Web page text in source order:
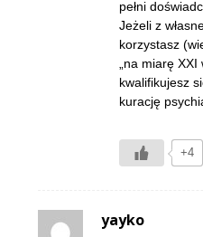
pełni
Jeżeli z
korzystasz
„na miarę
kwalifikujesz
kurację
+4
yayko